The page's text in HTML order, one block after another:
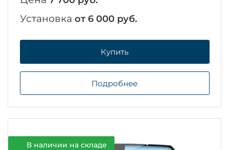
Установка от 6 000 руб.
Купить
Подробнее
В наличии на складе